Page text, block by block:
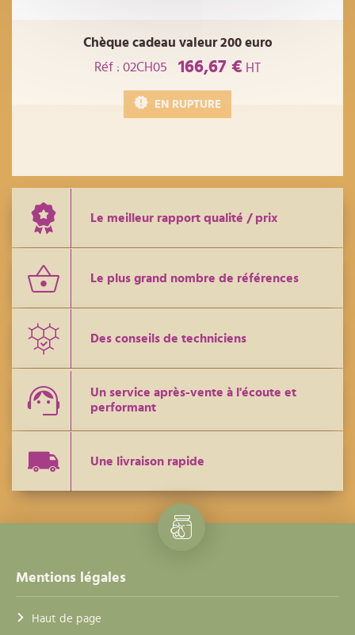
Chèque cadeau valeur 200 euro
Réf : 02CH05
166,67 € HT
EN RUPTURE
Le meilleur rapport qualité / prix
Le plus grand nombre de références
Des conseils de techniciens
Un service après-vente à l'écoute et
performant
Une livraison rapide
Mentions légales
Haut de page